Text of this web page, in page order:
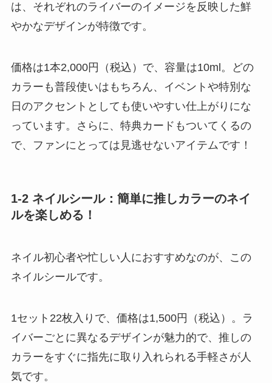
は、それぞれのライバーのイメージを反映した鮮
やかなデザインが特徴です。
価格は1本2,000円（税込）で、容量は10ml。どの
カラーも普段使いはもちろん、イベントや特別な
日のアクセントとしても使いやすい仕上がりにな
っています。さらに、特典カードもついてくるの
で、ファンにとっては見逃せないアイテムです！
1-2 ネイルシール：簡単に推しカラーのネイ
ルを楽しめる！
ネイル初心者や忙しい人におすすめなのが、この
ネイルシールです。
1セット22枚入りで、価格は1,500円（税込）。ラ
イバーごとに異なるデザインが魅力的で、推しの
カラーをすぐに指先に取り入れられる手軽さが人
気です。